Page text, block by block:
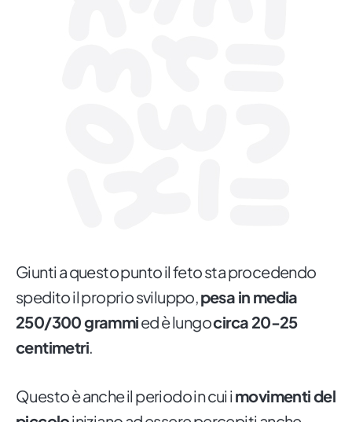
Giunti a questo punto il feto sta procedendo
spedito il proprio sviluppo,pesa in media
250/300 grammied è lungocirca 20-25
centimetri.
Questo è anche il periodo in cui i movimenti del